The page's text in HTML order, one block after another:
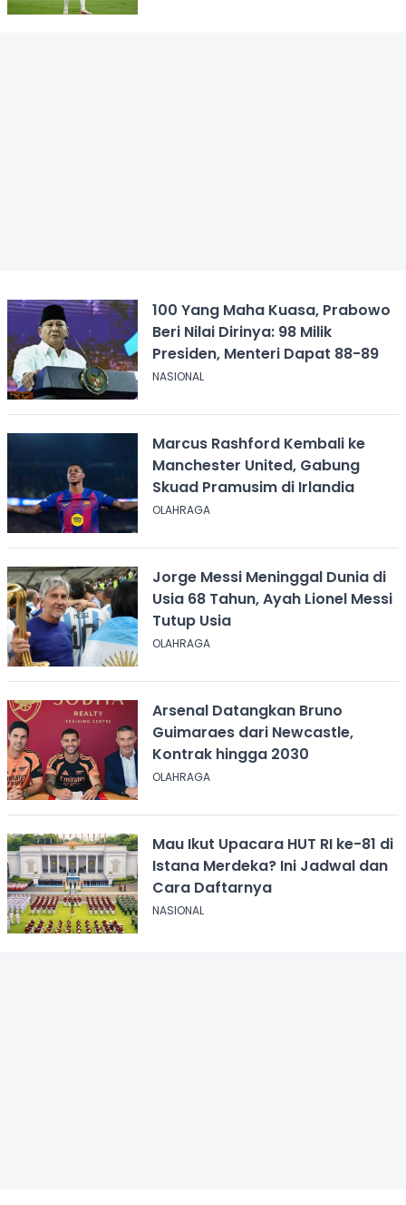
100 Yang Maha Kuasa, Prabowo
Beri Nilai Dirinya: 98 Milik
Presiden, Menteri Dapat 88-89
NASIONAL
Marcus Rashford Kembali ke
Manchester United, Gabung
Skuad Pramusim di Irlandia
OLAHRAGA
Jorge Messi Meninggal Dunia di
Usia 68 Tahun, Ayah Lionel Messi
Tutup Usia
OLAHRAGA
Arsenal Datangkan Bruno
Guimaraes dari Newcastle,
Kontrak hingga 2030
OLAHRAGA
Mau Ikut Upacara HUT RI ke-81 di
Istana Merdeka? Ini Jadwal dan
Cara Daftarnya
NASIONAL